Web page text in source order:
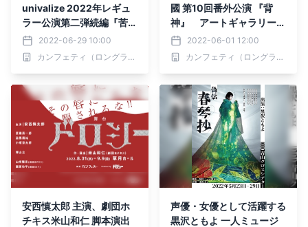
univalize 2022年レギュ
ラー公演第二弾続編『苦く
て甘い、 episode2』&
『あいのて episode2』
カンフェティで配信決定
2022-06-29 10:00
カンフェティ（ロングランプランニング株式会社）
國 第10回番外公演 『背
神』 アートギャラリーで
の発表を経て 下北沢OF
F・OFFシアターにて上演
決定 カンフェティでチケ
2022-06-01 12:00
カンフェティ（ロングランプランニング株式会社）
安西慎太郎 主演、劇団ホ
チキス米山和仁 脚本演出
声優・女優として活躍する
黒沢ともよ 一人ミュージ